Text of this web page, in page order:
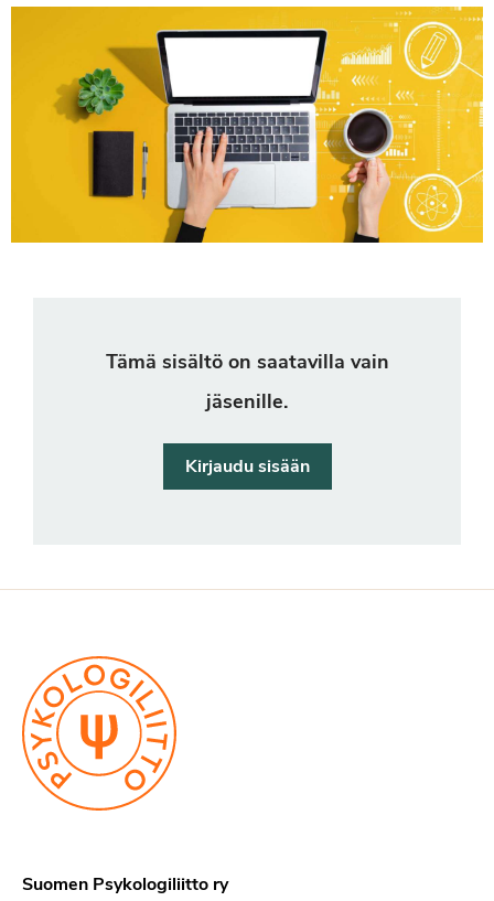
Tämä sisältö on saatavilla vain
jäsenille.
Kirjaudu sisään
Suomen Psykologiliitto ry